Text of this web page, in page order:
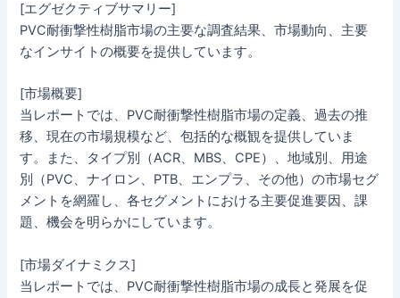
[エグゼクティブサマリー]
PVC耐衝撃性樹脂市場の主要な調査結果、市場動向、主要
なインサイトの概要を提供しています。
[市場概要]
当レポートでは、PVC耐衝撃性樹脂市場の定義、過去の推
移、現在の市場規模など、包括的な概観を提供していま
す。また、タイプ別（ACR、MBS、CPE）、地域別、用途
別（PVC、ナイロン、PTB、エンプラ、その他）の市場セグ
メントを網羅し、各セグメントにおける主要促進要因、課
題、機会を明らかにしています。
[市場ダイナミクス]
当レポートでは、PVC耐衝撃性樹脂市場の成長と発展を促